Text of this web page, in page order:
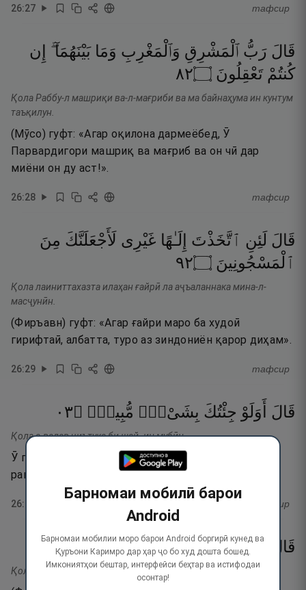
26:27 тафсир
قَالَ رَبُّ ٱلْمَشْرِقِ وَٱلْمَغْرِبِ وَمَا بَيْنَهُمَآ ۖ
إِن
كُنتُمْ تَعْقِلُونَ ۝٢٨
Қола Раббу-л машриқи ва-л-мағриби ва ма байнаҳума ин кунтум
таъқилун.
(Мӯсо) гуфт: «Агар оқилона дармеёбед, Ӯ
Парвардигори машриқ ва мағриб ва он чӣ дар
миёни он ду аст!».
26:28 тафсир
قَالَ لَئِنِ ٱتَّخَذْتَ إِلَـٰهًا غَيْرِى لَأَجْعَلَنَّكَ مِنَ
ٱلْمَسْجُونِينَ ۝٢٩
Қола лаиниттахазта илаҳан ғайрӣ ла аҷъаланнака мина-л-
масҷунӣн.
(Фиръавн) гуфт: «Агар ғайри маро ба худоӣ
гирифтаӣ, албатта, туро аз зиндониён қарор диҳам».
26:29 тафсир
قَالَ أَوَلَوْ جِئْتُكَ بِشَىْءٍۢ مُّبِينٍۢ ۝٣٠
Қола а-валав ҷиътука би шай- ин мубӣн.
Ӯ гуфт: «(Оё зиндонӣ мекунӣ) агарчи пеши ту чизи
равшанро биёрам?»
26: тафсир
قَالَ فَأْتِ بِهِۦٓ إِن كُنتَ مِنَ ٱلصَّـٰدِقِينَ ۝
Қола фаъти биҳи ин кунта мина-с-содиқӣн.
Барномаи мобилӣ барои
Android
Барномаи мобилии моро барои Android боргирӣ кунед ва
Қуръони Каримро дар ҳар ҷо бо худ дошта бошед.
Имкониятҳои бештар, интерфейси беҳтар ва истифодаи
осонтар!